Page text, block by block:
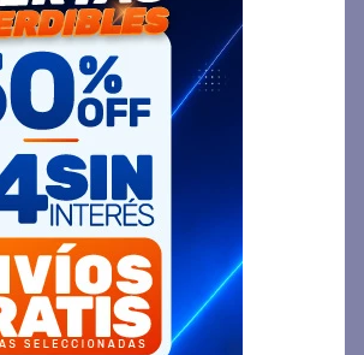
OFF
Afeitadora GaMa Gsh 1527
Sport Wd Blk - Hf Arg
$
$75.599
Precio sin impuestos
nacionales $ 62.479